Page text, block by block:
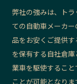
弊社の強みは、ト
ての自動車メーカ
品をお安くご提供
を保有する自社倉
業車を駆使すること
ことが可能となり